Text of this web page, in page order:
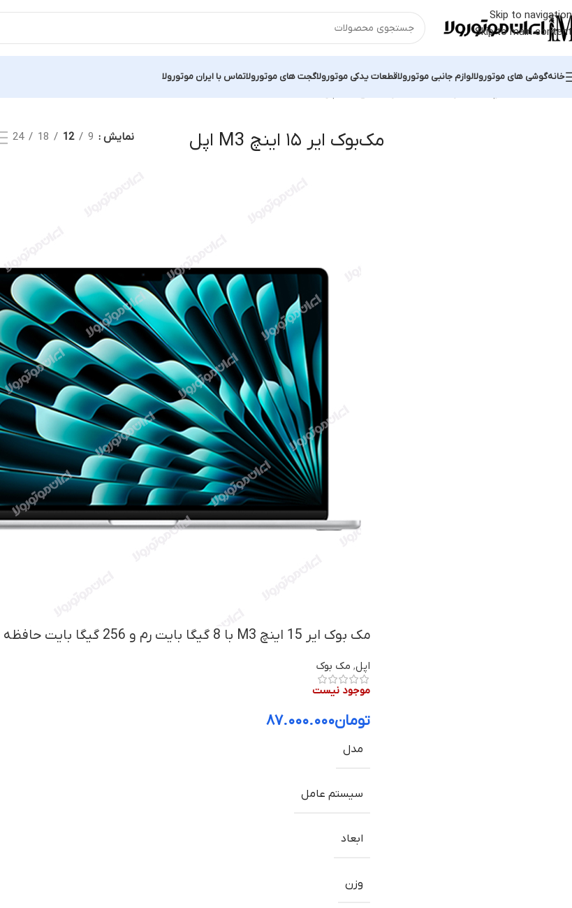
Skip to navigation
Skip to main content
خانهگوشی های موتورولالوازم جانبی موتورولاقطعات یدکی موتورولاگجت های موتورولاتماس با ایران موتورولا
مک‌بوک ایر ۱۵ اینچ M3 اپل نمایش 9
12
18
24
مک بوک ایر 15 اینچ M3 با 8 گیگا بایت رم و 256 گیگا بایت حافظه داخلی
اپل, مک بوک
موجود نیست
تومان۸۷.۰۰۰.۰۰۰
مدل
سیستم عامل
ابعاد
وزن